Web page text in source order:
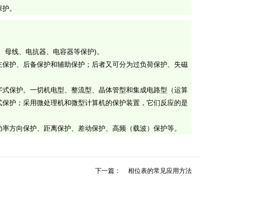
。
母线、电抗器、电容器等保护)。
护、 后备保护和辅助保护；后者又可分为过负荷保护、失磁
保护。一切机电型、整流型、晶体管型和集成电路型（运算
护；采用微处理机和微型计算机的保护装置，它们反应的是
方向保护、距离保护、差动保护、高频（载波）保护等。
下一篇： 相位表的常见应用方法